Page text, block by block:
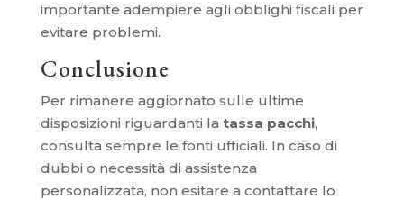
importante adempiere agli obblighi fiscali per
evitare problemi.
Conclusione
Per rimanere aggiornato sulle ultime
disposizioni riguardanti la tassa pacchi,
consulta sempre le fonti ufficiali. In caso di
dubbi o necessità di assistenza
personalizzata, non esitare a contattare lo